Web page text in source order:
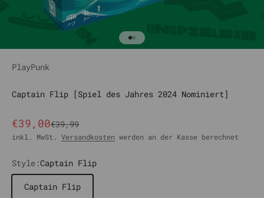
Gehe zu Element 1
Gehe zu Element 2
PlayPunk
Captain Flip [Spiel des Jahres 2024 Nominiert]
Angebot
€39,00Regulärer Preis
€39,99
inkl. MwSt. Versandkosten werden an der Kasse berechnet
Style:Captain Flip
Captain Flip